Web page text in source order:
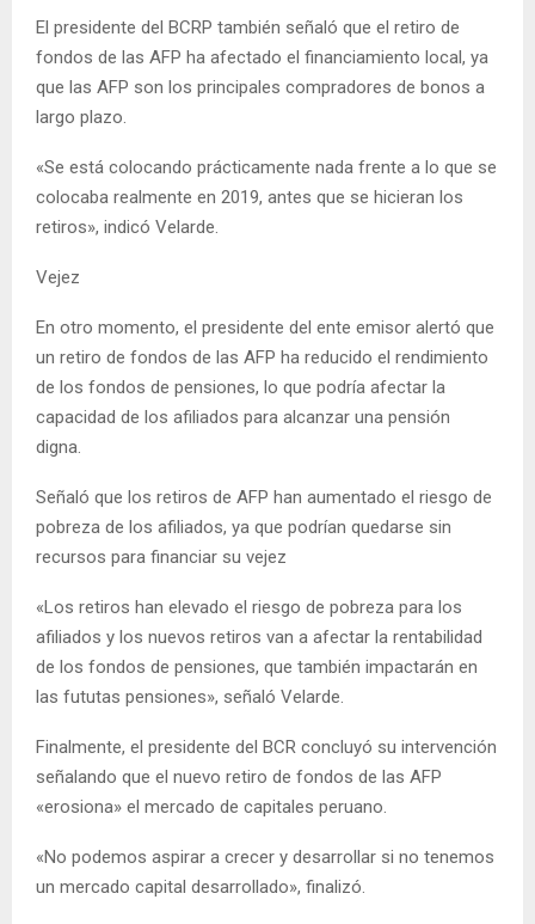
El presidente del BCRP también señaló que el retiro de
fondos de las AFP ha afectado el financiamiento local, ya
que las AFP son los principales compradores de bonos a
largo plazo.
«Se está colocando prácticamente nada frente a lo que se
colocaba realmente en 2019, antes que se hicieran los
retiros», indicó Velarde.
Vejez
En otro momento, el presidente del ente emisor alertó que
un retiro de fondos de las AFP ha reducido el rendimiento
de los fondos de pensiones, lo que podría afectar la
capacidad de los afiliados para alcanzar una pensión
digna.
Señaló que los retiros de AFP han aumentado el riesgo de
pobreza de los afiliados, ya que podrían quedarse sin
recursos para financiar su vejez
«Los retiros han elevado el riesgo de pobreza para los
afiliados y los nuevos retiros van a afectar la rentabilidad
de los fondos de pensiones, que también impactarán en
las fututas pensiones», señaló Velarde.
Finalmente, el presidente del BCR concluyó su intervención
señalando que el nuevo retiro de fondos de las AFP
«erosiona» el mercado de capitales peruano.
«No podemos aspirar a crecer y desarrollar si no tenemos
un mercado capital desarrollado», finalizó.